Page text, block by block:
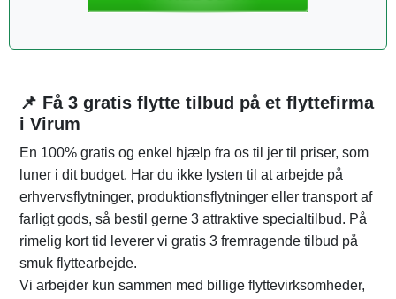
📌 Få 3 gratis flytte tilbud på et flyttefirma
i Virum
En 100% gratis og enkel hjælp fra os til jer til priser, som
luner i dit budget. Har du ikke lysten til at arbejde på
erhvervsflytninger, produktionsflytninger eller transport af
farligt gods, så bestil gerne 3 attraktive specialtilbud. På
rimelig kort tid leverer vi gratis 3 fremragende tilbud på
smuk flyttearbejde.
Vi arbejder kun sammen med billige flyttevirksomheder,